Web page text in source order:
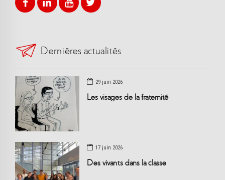
Dernières actualités
29 juin 2026
Les visages de la fraternité
17 juin 2026
Des vivants dans la classe